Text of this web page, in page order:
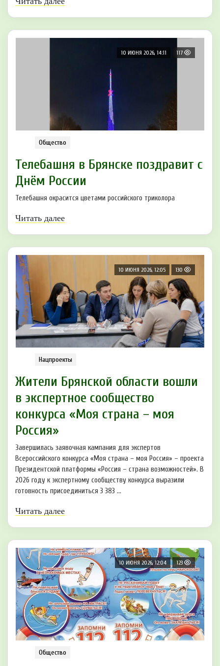
10 ИЮНЯ 2026, 14:11 117
Общество
Телебашня в Брянске пoздравит с
Днём Рoссии
Телебашня окрасится цветами российского триколора
Читать далее
10 ИЮНЯ 2026, 12:05 130
Нацпроекты
Жители Брянской области вошли
в экспертное сообщество
конкурса «Моя страна – моя
Россия»
Завершилась заявочная кампания для экспертов
Всероссийского конкурса «Моя страна – моя Россия» – проекта
Президентской платформы «Россия – страна возможностей». В
2026 году к экспертному сообществу конкурса выразили
готовность присоединиться 3 383 ...
Читать далее
10 ИЮНЯ 2026, 12:04 123
Общество